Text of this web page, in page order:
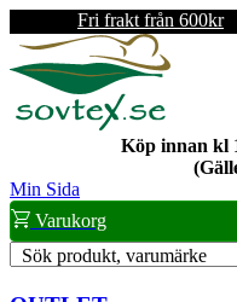
Fri frakt från 600kr
Köp innan kl
Min Sida
Varukorg
Sök produkt, varumärke